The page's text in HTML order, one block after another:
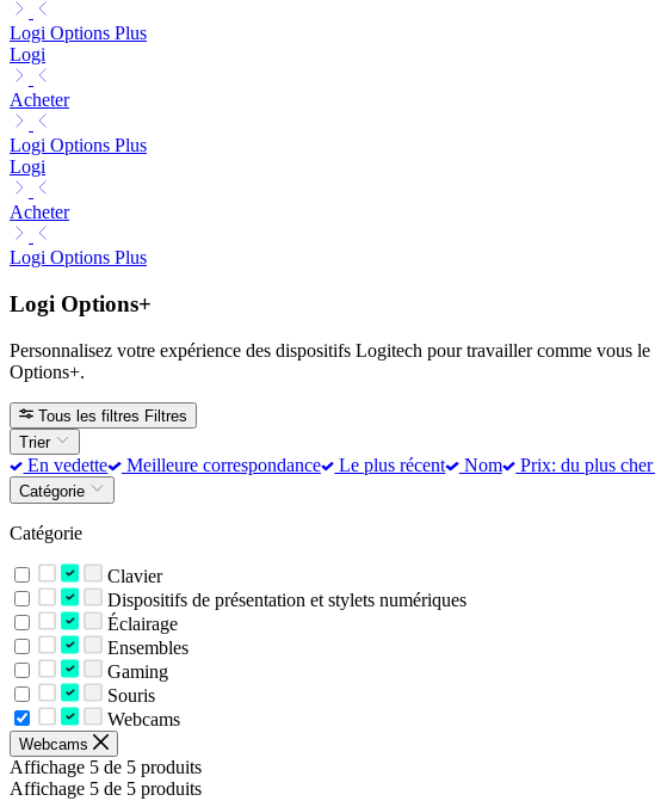
Logi Options Plus
Logi
Acheter
Logi Options Plus
Logi
Acheter
Logi Options Plus
Logi Options+
Personnalisez votre expérience des dispositifs Logitech pour travailler comme vous
Options+.
Tous les filtres Filtres
Trier
En vedette Meilleure correspondance Le plus récent Nom Prix: du plus
Catégorie
Catégorie
Clavier
Dispositifs de présentation et stylets numériques
Éclairage
Ensembles
Gaming
Souris
Webcams
Webcams
Affichage 5 de 5 produits
Affichage 5 de 5 produits